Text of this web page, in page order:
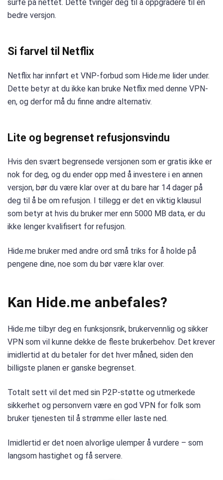
surfe på nettet. Dette tvinger deg til å oppgradere til en
bedre versjon.
Si farvel til Netflix
Netflix har innført et VNP-forbud som Hide.me lider under.
Dette betyr at du ikke kan bruke Netflix med denne VPN-
en, og derfor må du finne andre alternativ.
Lite og begrenset refusjonsvindu
Hvis den svært begrensede versjonen som er gratis ikke er
nok for deg, og du ender opp med å investere i en annen
versjon, bør du være klar over at du bare har 14 dager på
deg til å be om refusjon. I tillegg er det en viktig klausul
som betyr at hvis du bruker mer enn 5000 MB data, er du
ikke lenger kvalifisert for refusjon.
Hide.me bruker med andre ord små triks for å holde på
pengene dine, noe som du bør være klar over.
Kan Hide.me anbefales?
Hide.me tilbyr deg en funksjonsrik, brukervennlig og sikker
VPN som vil kunne dekke de fleste brukerbehov. Det krever
imidlertid at du betaler for det hver måned, siden den
billigste planen er ganske begrenset.
Totalt sett vil det med sin P2P-støtte og utmerkede
sikkerhet og personvern være en god VPN for folk som
bruker tjenesten til å strømme eller laste ned.
Imidlertid er det noen alvorlige ulemper å vurdere – som
langsom hastighet og få servere.